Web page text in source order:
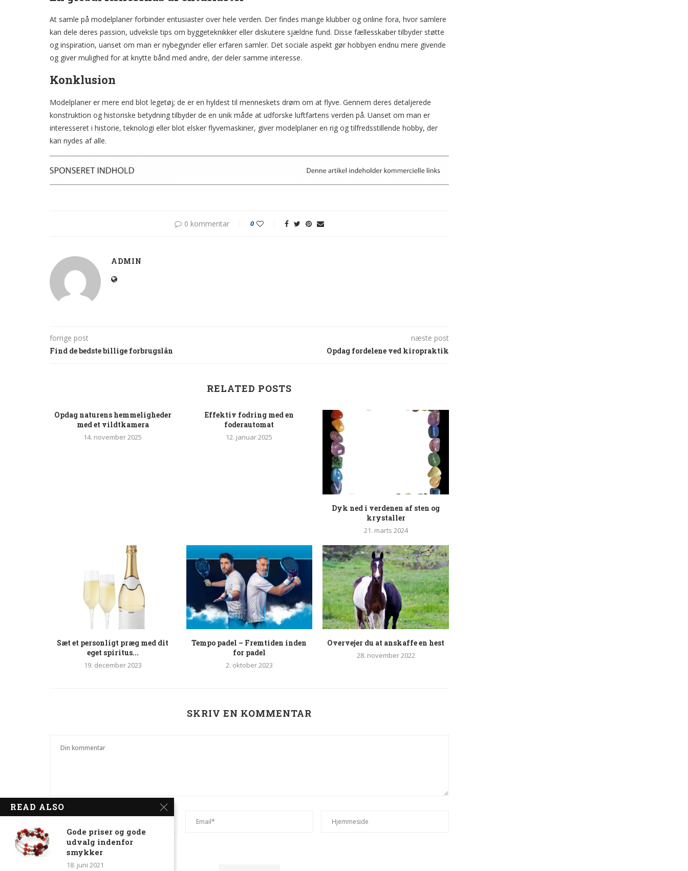
At samle på modelplaner forbinder entusiaster over hele verden. Der findes mange klubber og online fora, hvor samlere
kan dele deres passion, udveksle tips om byggeteknikker eller diskutere sjældne fund. Disse fællesskaber tilbyder støtte
og inspiration, uanset om man er nybegynder eller erfaren samler. Det sociale aspekt gør hobbyen endnu mere givende
og giver mulighed for at knytte bånd med andre, der deler samme interesse.
Konklusion
Modelplaner er mere end blot legetøj; de er en hyldest til menneskets drøm om at flyve. Gennem deres detaljerede
konstruktion og historiske betydning tilbyder de en unik måde at udforske luftfartens verden på. Uanset om man er
interesseret i historie, teknologi eller blot elsker flyvemaskiner, giver modelplaner en rig og tilfredsstillende hobby, der
kan nydes af alle.
0 kommentar 0
ADMIN
forrige post
Find de bedste billige forbrugslån
næste post
Opdag fordelene ved kiropraktik
RELATED POSTS
Opdag naturens hemmeligheder
med et vildtkamera
14. november 2025
Effektiv fodring med en
foderautomat
12. januar 2025
Dyk ned i verdenen af sten og
krystaller
21. marts 2024
Sæt et personligt præg med dit
eget spiritus...
19. december 2023
Tempo padel – Fremtiden inden
for padel
2. oktober 2023
Overvejer du at anskaffe en hest
28. november 2022
SKRIV EN KOMMENTAR
Husk mit navn og email.
READ ALSO
Gode priser og gode
udvalg indenfor
smykker
18. juni 2021